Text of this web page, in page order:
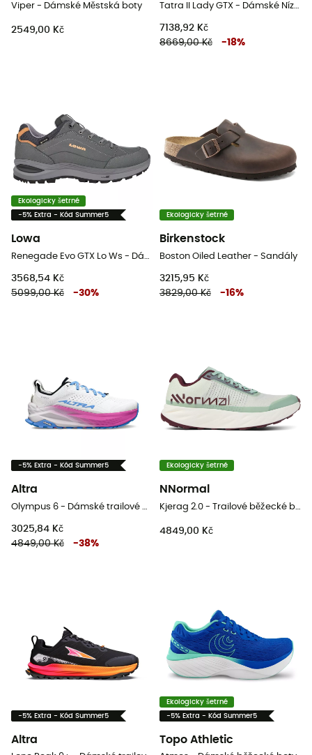
Viper - Dámské Městská boty
2549,00 Kč
7138,92 Kč
8669,00 Kč
-18%
Ekologicky šetrné
-5% Extra - Kód Summer5
Lowa
3568,54 Kč
5099,00 Kč
-30%
Ekologicky šetrné
Birkenstock
Boston Oiled Leather - Sandály
3215,95 Kč
3829,00 Kč
-16%
-5% Extra - Kód Summer5
Altra
3025,84 Kč
4849,00 Kč
-38%
Ekologicky šetrné
NNormal
4849,00 Kč
-5% Extra - Kód Summer5
Altra
Ekologicky šetrné
-5% Extra - Kód Summer5
Topo Athletic